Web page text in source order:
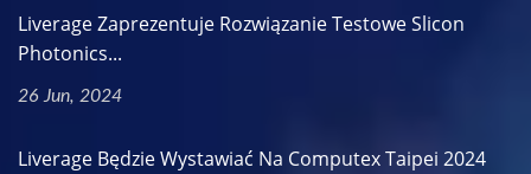
Liverage Zaprezentuje Rozwiązanie Testowe Slicon
Photonics...
26 Jun, 2024
Liverage Będzie Wystawiać Na Computex Taipei 2024